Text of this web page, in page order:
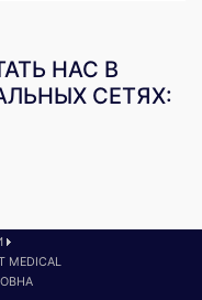
НАС В
СЕТЯХ:
MEDICAL